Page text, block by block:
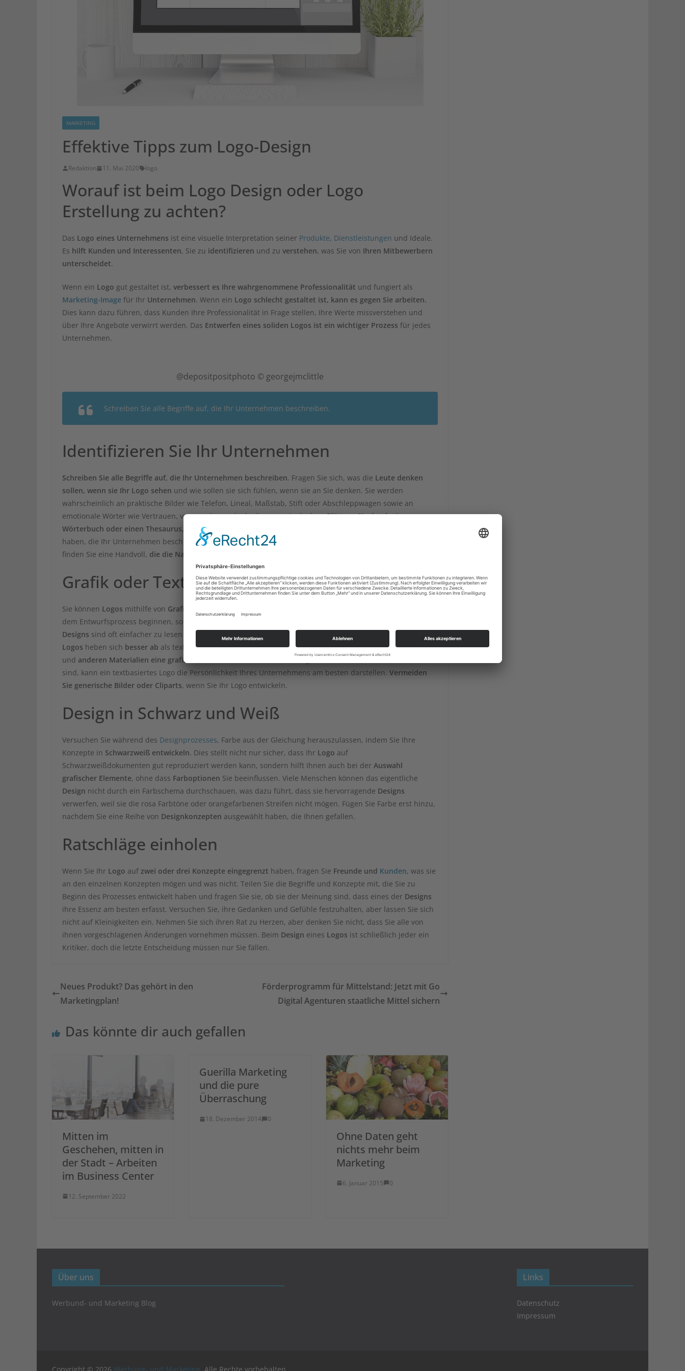
MARKETING
Effektive Tipps zum Logo-Design
Redaktion 11. Mai 2020 logo
Worauf ist beim Logo Design oder Logo
Erstellung zu achten?
Das Logo eines Unternehmens ist eine visuelle Interpretation seiner Produkte, Dienstleistungen und Ideale.
Es hilft Kunden und Interessenten, Sie zu identifizieren und zu verstehen, was Sie von Ihren Mitbewerbern
unterscheidet.
Wenn ein Logo gut gestaltet ist, verbessert es Ihre wahrgenommene Professionalität und fungiert als
Marketing-Image für Ihr Unternehmen. Wenn ein Logo schlecht gestaltet ist, kann es gegen Sie arbeiten.
Dies kann dazu führen, dass Kunden Ihre Professionalität in Frage stellen, Ihre Werte missverstehen und
über Ihre Angebote verwirrt werden. Das Entwerfen eines soliden Logos ist ein wichtiger Prozess für jedes
Unternehmen.
@depositpositphoto © georgejmclittle
Schreiben Sie alle Begriffe auf, die Ihr Unternehmen beschreiben.
Identifizieren Sie Ihr Unternehmen
Schreiben Sie alle Begriffe auf, die Ihr Unternehmen beschreiben. Fragen Sie sich, was die Leute denken
sollen, wenn sie Ihr Logo sehen und wie sollen sie sich fühlen, wenn sie an Sie denken. Sie werden
wahrscheinlich an praktische Bilder wie Telefon, Lineal, Maßstab, Stift oder Abschleppwagen sowie an
emotionale Wörter wie Vertrauen, vorausschauend oder konservativ denken.Blättern Sie durch ein
Wörterbuch oder einen Thesaurus, wenn Sie Hilfe benötigen
haben, die Ihr Unternehmen beschreiben, prüfen Sie, ob diese Ihre Aufmerksamkeit erregen. Im Idealfall
finden Sie eine Handvoll, die die Natur Ihrer Organisation wirklich beschreiben
Grafik oder Text?
Sie können Logos mithilfe von Grafiken, Text oder einer Kombination aus beiden entwerfen
dem Entwurfsprozess beginnen, sollten Sie entscheiden,
Designs sind oft einfacher zu lesen und erfordern keine Interpretation durch den Betrachter.
Grafische
Logos heben sich besser ab als textbasierte Logos und verleihen demMarketingallgemein sowieBriefköpfen
und anderen Materialien eine grafische Note
. Wenn die von Ihnen ausgewählten Wörter eher emotional
sind, kann ein textbasiertes Logo die Persönlichkeit Ihres Unternehmens am besten darstellen. Vermeiden
Sie generische Bilder oder Cliparts, wenn Sie Ihr Logo entwickeln.
Design in Schwarz und Weiß
Versuchen Sie während des Designprozesses, Farbe aus der Gleichung herauszulassen, indem Sie Ihre
Konzepte in Schwarzweiß entwickeln. Dies stellt nicht nur sicher, dass Ihr Logo auf
Schwarzweißdokumenten gut reproduziert werden kann, sondern hilft Ihnen auch bei der Auswahl
grafischer Elemente, ohne dass Farboptionen Sie beeinflussen. Viele Menschen können das eigentliche
Design nicht durch ein Farbschema durchschauen, was dazu führt, dass sie hervorragende Designs
verwerfen, weil sie die rosa Farbtöne oder orangefarbenen Streifen nicht mögen. Fügen Sie Farbe erst hinzu,
nachdem Sie eine Reihe von Designkonzepten ausgewählt haben, die Ihnen gefallen.
Ratschläge einholen
Wenn Sie Ihr Logo auf zwei oder drei Konzepte eingegrenzt haben, fragen Sie Freunde und Kunden, was sie
an den einzelnen Konzepten mögen und was nicht. Teilen Sie die Begriffe und Konzepte mit, die Sie zu
Beginn des Prozesses entwickelt haben und fragen Sie sie, ob sie der Meinung sind, dass eines der Designs
ihre Essenz am besten erfasst. Versuchen Sie, ihre Gedanken und Gefühle festzuhalten, aber lassen Sie sich
nicht auf Kleinigkeiten ein. Nehmen Sie sich ihren Rat zu Herzen, aber denken Sie nicht, dass Sie alle von
ihnen vorgeschlagenen Änderungen vornehmen müssen. Beim Design eines Logos ist schließlich jeder ein
Kritiker, doch die letzte Entscheidung müssen nur Sie fällen.
Neues Produkt? Das gehört in den
Marketingplan!
Förderprogramm für Mittelstand: Jetzt mit Go
Digital Agenturen staatliche Mittel sichern
Das könnte dir auch gefallen
Mitten im
Geschehen, mitten in
der Stadt – Arbeiten
im Business Center
12. September 2022
Guerilla Marketing
und die pure
Überraschung
18. Dezember 2014 0
Ohne Daten geht
nichts mehr beim
Marketing
6. Januar 2015 0
Über uns
Werbund- und Marketing Blog
Links
Datenschutz
Impressum
Copyright © 2026 Werbung- und Marketing . Alle Rechte vorbehalten.